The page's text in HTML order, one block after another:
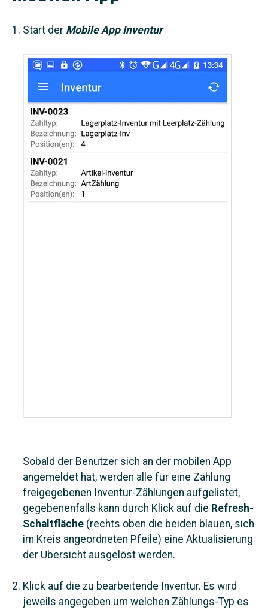
Start der Mobile App Inventur
Sobald der Benutzer sich an der mobilen App
angemeldet hat, werden alle für eine Zählung
freigegebenen Inventur-Zählungen aufgelistet,
gegebenenfalls kann durch Klick auf die Refresh-
Schaltfläche(rechts oben die beiden blauen, sich
im Kreis angeordneten Pfeile) eine Aktualisierung
der Übersicht ausgelöst werden.
Klick auf die zu bearbeitende Inventur. Es wird
jeweils angegeben um welchen Zählungs-Typ es